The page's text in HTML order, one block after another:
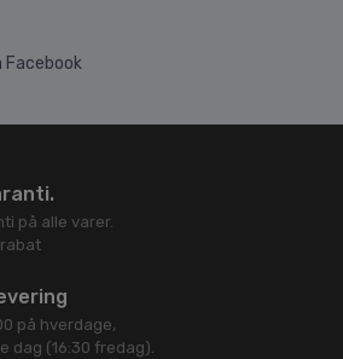
Facebook
på alle varer.
rabat
på hverdage,
dag (16:30 fredag).